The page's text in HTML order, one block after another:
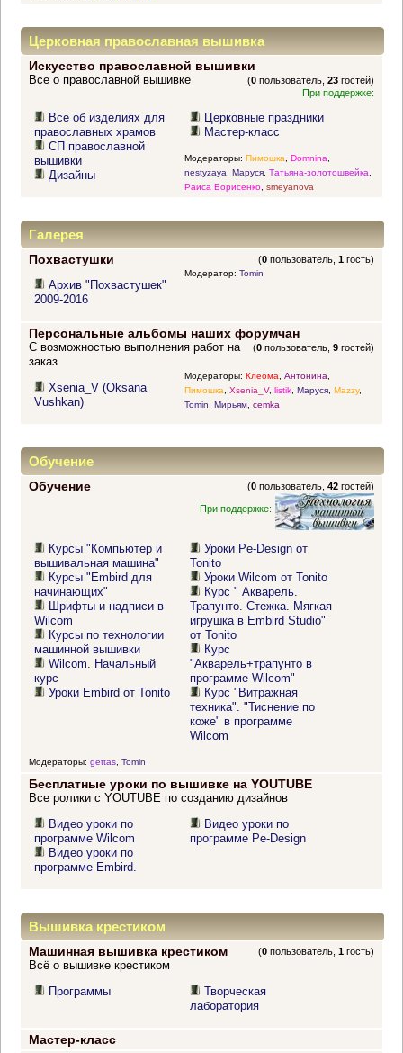
Церковная православная вышивка
Искусство православной вышивки
(0 пользователь,23 гостей)
Все о православной вышивке
При поддержке:
Все об изделиях для
православных храмов
СП православной
вышивки
Дизайны
Церковные праздники
Мастер-класс
Модераторы: Пимошка Domnina
nestyzaya
Маруся, Татьяна-золотошвейка
Раиса Борисенко, smeyanova
Галерея
Похвастушки (0 пользователь,1 гость)
Архив "Похвастушек"
2009-2016
Модератор: Tomin
Персональные альбомы наших форумчан
(0 пользователь,9 гостей)
С возможностью выполнения работ на
заказ
Xsenia_V (Oksana
Vushkan)
Модераторы: Клеома, Антонина,
Пимошка, Xsenia_V, listik, Маруся, Mazzy,
Tomin, Мирьям, cemka
Обучение
Обучение (0 пользователь,42 гостей)
При поддержке:
Курсы "Компьютер и
вышивальная машина"
Курсы "Embird для
начинающих"
Шрифты и надписи в
Wilcom
Курсы по технологии
машинной вышивки
Wilcom. Начальный
курс
Уроки Embird от Tonito
Уроки Pe-Design от
Tonito
Уроки Wilcom от Tonito
Курс " Акварель.
Трапунто. Стежка. Мягкая
игрушка в Embird Studio"
от Tonito
Курс
"Акварель+трапунто в
программе Wilcom"
Курс "Витражная
техника". "Тиснение по
коже" в программе
Wilcom
Модераторы: gettas, Tomin
Бесплатные уроки по вышивке на YOUTUBE
Все ролики с YOUTUBE по созданию дизайнов
Видео уроки по
программе Wilcom
Видео уроки по
программе Embird.
Видео уроки по
программе Pe-Design
Вышивка крестиком
Машинная вышивка крестиком (0 пользователь,1 гость)
Всё о вышивке крестиком
Программы
Творческая
лаборатория
Мастер-класс